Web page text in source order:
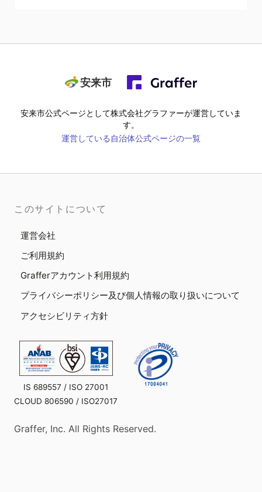
安来市
安来市公式ページとして株式会社グラファーが運営していま
す。
運営している自治体公式ページの一覧
このサイトについて
運営会社
ご利用規約
Grafferアカウント利用規約
プライバシーポリシー及び個人情報の取り扱いについて
アクセシビリティ方針
IS 689557 / ISO 27001
CLOUD 806590 / ISO27017
Graffer, Inc. All Rights Reserved.